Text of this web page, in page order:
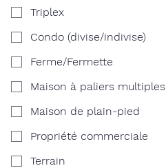
Triplex
Condo (divise/indivise)
Ferme/Fermette
Maison à paliers multiples
Maison de plain-pied
Propriété commerciale
Terrain